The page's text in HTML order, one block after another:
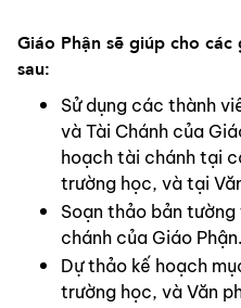
Giáo Phận sẽ giúp cho
sau:
Sử dụng các thành
và Tài Chánh của
hoạch tài chánh tại
trường học, và tại
Soạn thảo bản
chánh của Giáo Phận.
Dự thảo kế hoạch
trường học, và Văn